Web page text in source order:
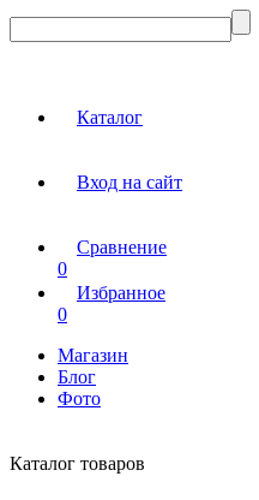
Каталог
Вход на сайт
Сравнение
0
Избранное
0
Магазин
Блог
Фото
Каталог товаров